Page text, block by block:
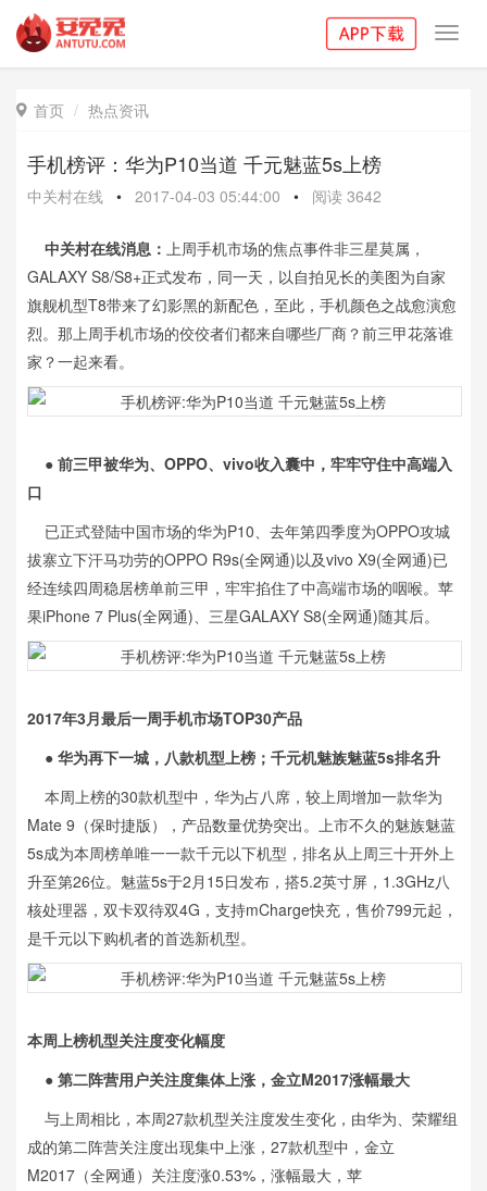
 首页 热点资讯
手机榜评：华为P10当道 千元魅蓝5s上榜
中关村在线 • 2017-04-03 05:44:00 • 阅读 3642
中关村在线消息： 上周手机市场的焦点事件非三星莫属，
GALAXY S8/S8+正式发布，同一天，以自拍见长的美图为自家
旗舰机型T8带来了幻影黑的新配色，至此，手机颜色之战愈演愈
烈。那上周手机市场的佼佼者们都来自哪些厂商？前三甲花落谁
家？一起来看。
● 前三甲被华为、OPPO、vivo收入囊中，牢牢守住中高端入
口
已正式登陆中国市场的华为P10、去年第四季度为OPPO攻城
拔寨立下汗马功劳的OPPO R9s(全网通)以及vivo X9(全网通)已
经连续四周稳居榜单前三甲，牢牢掐住了中高端市场的咽喉。苹
果iPhone 7 Plus(全网通)、三星GALAXY S8(全网通)随其后。
2017年3月最后一周手机市场TOP30产品
● 华为再下一城，八款机型上榜；千元机魅族魅蓝5s排名升
本周上榜的30款机型中，华为占八席，较上周增加一款华为
Mate 9（保时捷版），产品数量优势突出。上市不久的魅族魅蓝
5s成为本周榜单唯一一款千元以下机型，排名从上周三十开外上
升至第26位。魅蓝5s于2月15日发布，搭5.2英寸屏，1.3GHz八
核处理器，双卡双待双4G，支持mCharge快充，售价799元起，
是千元以下购机者的首选新机型。
本周上榜机型关注度变化幅度
● 第二阵营用户关注度集体上涨，金立M2017涨幅最大
与上周相比，本周27款机型关注度发生变化，由华为、荣耀组
成的第二阵营关注度出现集中上涨，27款机型中，金立
M2017（全网通）关注度涨0.53%，涨幅最大，苹